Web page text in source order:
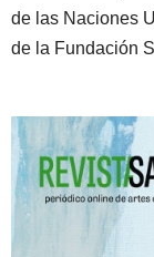
de las Naciones
de la Fundación